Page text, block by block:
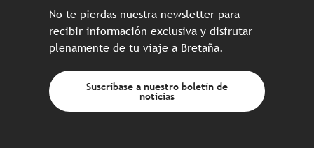
No te pierdas nuestra newsletter para
recibir información exclusiva y disfrutar
plenamente de tu viaje a Bretaña.
Suscríbase a nuestro boletín de
noticias